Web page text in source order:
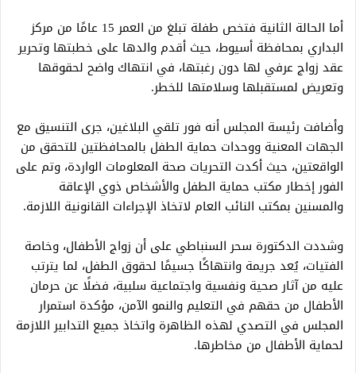
أما الحالة الثانية فتخص طفلة تبلغ من العمر 15 عامًا من مركز
البداري بمحافظة أسيوط، حيث أقدم والدها على خطبتها وتحرير
عقد زواج عرفي لها دون رغبتها، في انتهاك واضح لحقوقها
وتعريض لمستقبلها وسلامتها للخطر.
وأضافت رئيسة المجلس أنه فور تلقي البلاغين، جرى التنسيق مع
الجهات المعنية ووحدات حماية الطفل بالمحافظتين للتحقق من
الواقعتين، حيث أكدت التحريات صحة المعلومات الواردة، وتم على
الفور إخطار مكتب حماية الطفل والأشخاص ذوي الإعاقة
والمسنين بمكتب النائب العام لاتخاذ الإجراءات القانونية اللازمة.
وشددت الدكتورة سحر السنباطي على أن زواج الأطفال، وخاصة
الفتيات، يُعد جريمة وانتهاكًا جسيمًا لحقوق الطفل، لما يترتب
عليه من آثار صحية ونفسية واجتماعية سلبية، فضلًا عن حرمان
الأطفال من حقهم في التعليم والنمو الآمن، مؤكدة استمرار
المجلس في التصدي لهذه الظاهرة واتخاذ جميع التدابير اللازمة
لحماية الأطفال من مخاطرها.